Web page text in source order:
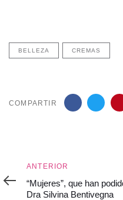
BELLEZA CREMAS
COMPARTIR
Anterior
ANTERIOR
“Mujeres”, que han
Dra Silvina Bentivegna